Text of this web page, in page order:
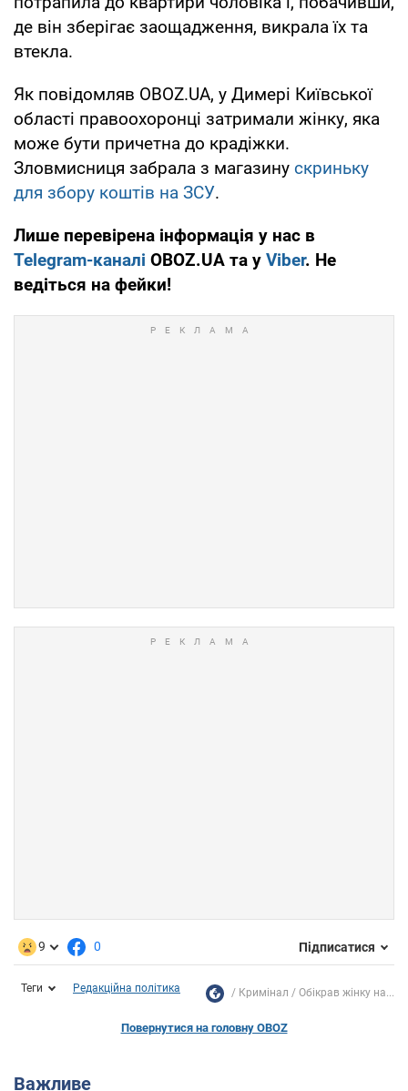
де він зберігає заощадження, викрала їх та
втекла.
Як повідомляв OBOZ.UA, у Димері Київської
області правоохоронці затримали жінку, яка
може бути причетна до крадіжки.
Зловмисниця забрала з магазину скриньку
для збору коштів на ЗСУ.
Лише перевірена інформація у нас в
Telegram-каналі OBOZ.UA та у Viber. Не
ведіться на фейки!
9 0 Підписатися
Теги Редакційна політика Кримінал Обікрав жінку на...
Повернутися на головну OBOZ
Важливе